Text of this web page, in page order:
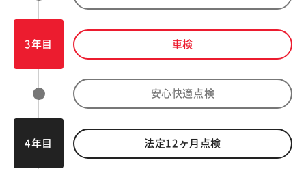
3年目 車検
安心快適点検
4年目 法定12 ヶ月点検